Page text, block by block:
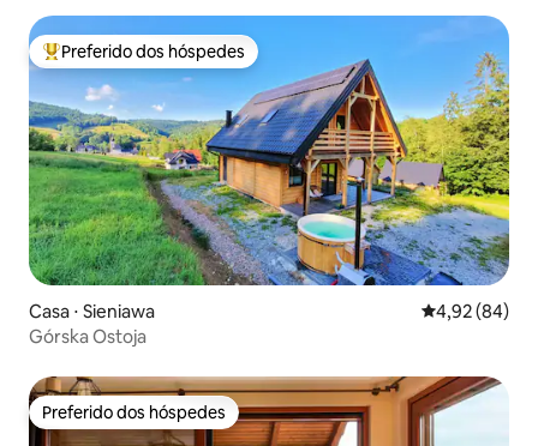
Entre os melhores preferidos dos hóspedes
Preferido dos hóspedes
Casa ⋅ Sieniawa 4,92 de uma
4,92 (84)
Górska Ostoja
Preferido dos hóspedes
Preferido dos hóspedes